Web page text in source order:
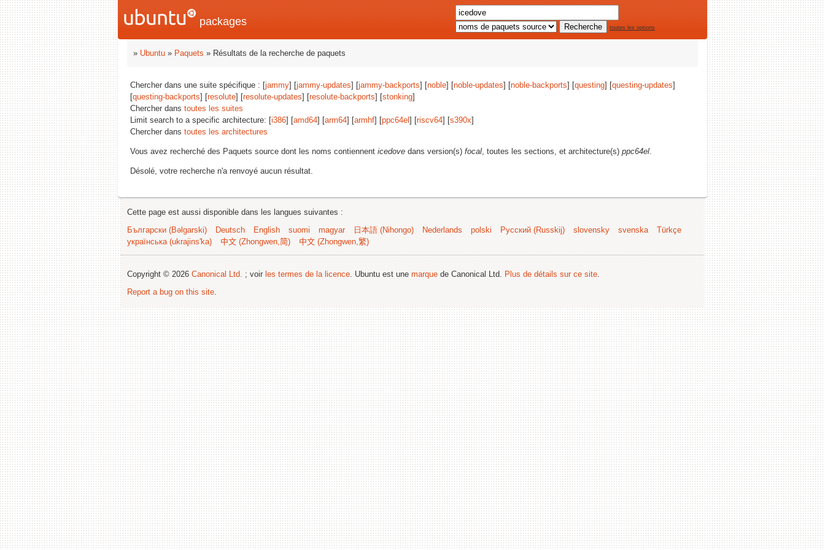
packages toutes les options
» Ubuntu » Paquets » Résultats de la recherche de paquets
Chercher dans une suite spécifique : [jammy] [jammy-updates] [jammy-backports] [noble] [noble-updates] [noble-backports] [questing] [questing-updates]
[questing-backports] [resolute] [resolute-updates] [resolute-backports] [stonking]
Chercher dans toutes les suites
Limit search to a specific architecture: [i386] [amd64] [arm64] [armhf] [ppc64el ] [riscv64] [s390x]
Chercher dans toutes les architectures
Vous avez recherché des Paquets source dont les noms contiennent icedove dans version(s) focal, toutes les sections, et architecture(s) ppc64el.
Désolé, votre recherche n'a renvoyé aucun résultat.
Cette page est aussi disponible dans les langues suivantes :
Български (Bəlgarski)
Deutsch English suomi magyar 日本語 (Nihongo) Nederlands polski Русский (Russkij) slovensky svenska
Türkçe
українська (ukrajins'ka)
中文 (Zhongwen,简) 中文 (Zhongwen,繁)
Copyright © 2026 Canonical Ltd. ; voir les termes de la licence. Ubuntu est une marque de Canonical Ltd. Plus de détails sur ce site.
Report a bug on this site.